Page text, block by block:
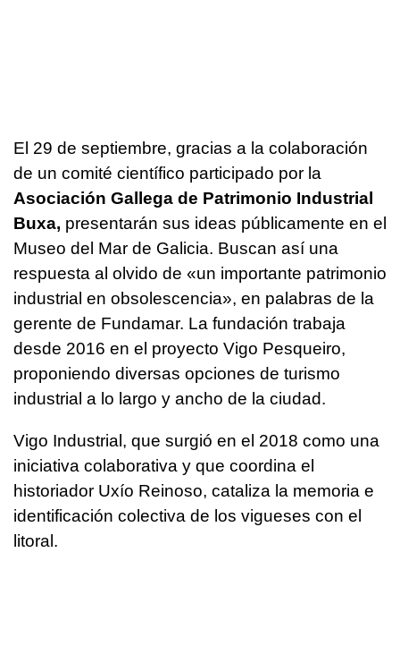
El 29 de septiembre, gracias a la colaboración
de un comité científico participado por la
Asociación Gallega de Patrimonio Industrial
Buxa, presentarán sus ideas públicamente en el
Museo del Mar de Galicia. Buscan así una
respuesta al olvido de «un importante patrimonio
industrial en obsolescencia», en palabras de la
gerente de Fundamar. La fundación trabaja
desde 2016 en el proyecto Vigo Pesqueiro,
proponiendo diversas opciones de turismo
industrial a lo largo y ancho de la ciudad.
Vigo Industrial, que surgió en el 2018 como una
iniciativa colaborativa y que coordina el
historiador Uxío Reinoso, cataliza la memoria e
identificación colectiva de los vigueses con el
litoral.